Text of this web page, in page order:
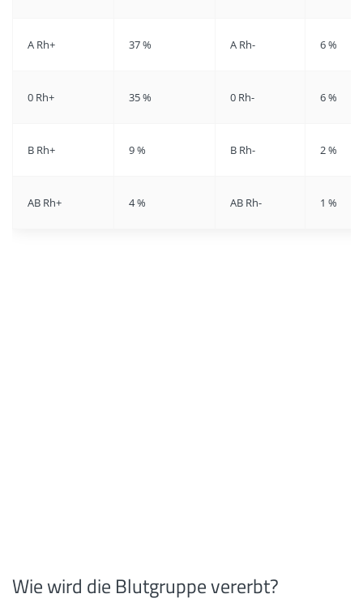
A Rh+ 37 % A Rh- 6 %
0 Rh+ 35 % 0 Rh- 6 %
B Rh+ 9 % B Rh- 2 %
AB Rh+ 4 % AB Rh- 1 %
Wie wird die Blutgruppe vererbt?